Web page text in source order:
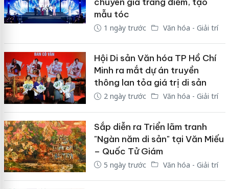
mẫu tóc
1 ngày trước Văn hóa - Giải trí
Hội Di sản Văn hóa TP Hồ Chí
Minh ra mắt dự án truyền
thông lan tỏa giá trị di sản
2 ngày trước Văn hóa - Giải trí
Sắp diễn ra Triển lãm tranh
"Ngàn năm di sản" tại Văn Miếu
– Quốc Tử Giám
5 ngày trước Văn hóa - Giải trí